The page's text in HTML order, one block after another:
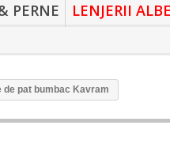
PERNE LENJERII
de pat bumbac Kavram